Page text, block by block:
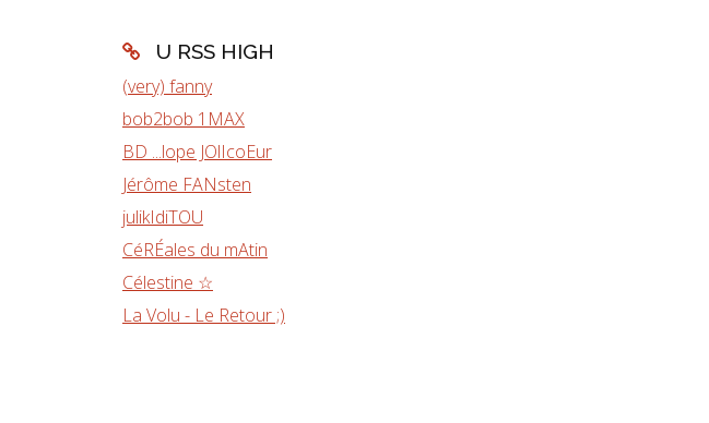
U RSS HIGH
(very) fanny
bob2bob 1MAX
BD ...lope JOlIcoEur
Jérôme FANsten
julikIdiTOU
CéRÉales du mAtin
Célestine ☆
La Volu - Le Retour ;)